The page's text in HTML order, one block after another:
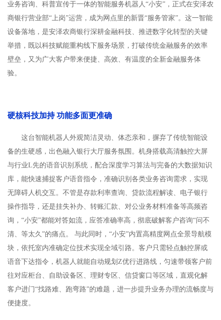
业务咨询、科普宣传于一体的智能服务机器人“小安”，正式在安泽农
商银行营业部“上岗”运营，成为网点里的新晋“服务管家”。这一智能
设备落地，是安泽农商银行深耕金融科技、推进数字化转型的关键
举措，既以科技赋能重构线下服务场景，打破传统金融服务的效率
壁垒，又为广大客户带来便捷、高效、有温度的全新金融服务体
验。
硬核科技加持 功能多面更准确
这台智能机器人外观简洁灵动、体态亲和，摒弃了传统智能设
备的生硬感，出色融入银行大厅服务氛围。机身搭载高清触控大屏
与行业L先的语音识别系统，配合深度学习算法与完备的大数据知识
库，能快速捕捉客户语音指令，准确识别各类业务咨询需求，实现
无障碍人机交互。不管是存款利率查询、贷款流程解读、电子银行
操作指导，还是挂失补办、转账汇款、对公业务材料准备等高频咨
询，“小安”都能对答如流，应答准确率高，彻底破解客户咨询“问不
清、等太久”的痛点。 与此同时，“小安”内置高精度网点全景导航模
块，依托室内准确定位技术实现全域引路。客户只需轻点触控屏或
语音下达指令，机器人就能自动规划Z优行进路线，匀速带领客户前
往对应柜台、自助设备区、理财专区、信贷窗口等区域，直观化解
客户进门“找路难、跑弯路”的难题，进一步提升业务办理的流畅度与
便捷度。